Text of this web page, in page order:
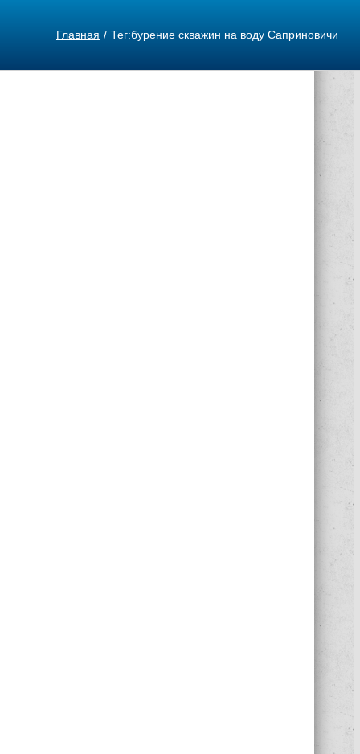
Главная Тег:бурение скважин на воду Саприновичи